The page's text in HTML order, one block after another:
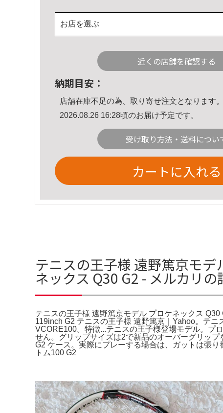
お店を選ぶ
近くの店舗を確認する
納期目安：
店舗在庫不足の為、取り寄せ注文となります。
2026.08.26 16:28頃のお届け予定です。
受け取り方法・送料につい
カートに入れる
テニスの王子様 遠野篤京モ
ネックス Q30 G2 - メルカリの
テニスの王子様 遠野篤京モデル プロケネックス
119inch G2 テニスの王子様 遠野篤京｜Yahoo。テ
VCORE100。特徴...テニスの王子様登場モデル。プ
せん。グリップサイズは2で新品のオーバーグリッ
G2 ケース。実際にプレーする場合は、ガットは張
トム100 G2